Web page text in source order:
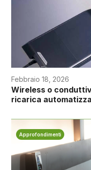
Febbraio 18, 2026
Wireless o
ricarica
Approfondimenti